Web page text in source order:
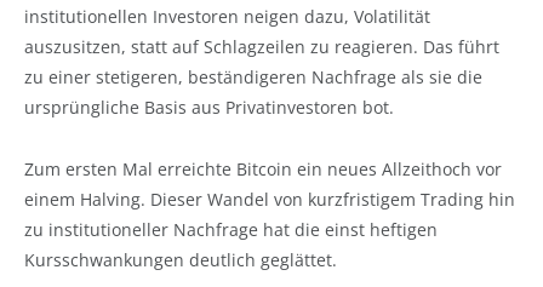
institutionellen Investoren neigen dazu, Volatilität
auszusitzen, statt auf Schlagzeilen zu reagieren. Das führt
zu einer stetigeren, beständigeren Nachfrage als sie die
ursprüngliche Basis aus Privatinvestoren bot.
Zum ersten Mal erreichte Bitcoin ein neues Allzeithoch vor
einem Halving. Dieser Wandel von kurzfristigem Trading hin
zu institutioneller Nachfrage hat die einst heftigen
Kursschwankungen deutlich geglättet.